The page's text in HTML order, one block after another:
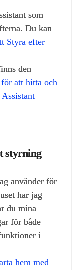
som
Du kan
Styra efter
den
att hitta och
styrning
använder för
har jag
du mina
för både
i
hem med